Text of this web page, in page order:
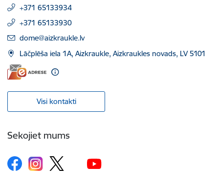
+371 65133934
+371 65133930
E-pasts:
dome@aizkraukle.lv
Lāčplēša iela 1A, Aizkraukle, Aizkraukles novads, LV 5101
Visi kontakti
Sekojiet mums